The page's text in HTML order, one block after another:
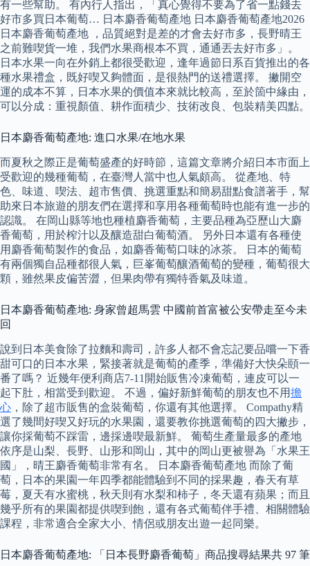
有一些幫助。 有內行人指出，「真心覺得不要為了省一點錢去
好市多買日本葡萄… 日本麝香葡萄產地 日本麝香葡萄產地2026
日本麝香葡萄產地 ，品質絕對是差的才會去好市多，長野晴王
之前難喫貨一堆，我們水果商根本不買，通通丟去好市多」。
日本水果一向在外銷上都很受歡迎，逢年過節日系百貨推出的各
種水果禮盒，既好喫又夠體面，是很熱門的送禮選擇。 撇開空
運的成本不算，日本水果的價值本來就比較高，至於箇中緣由，
可以分成：重視顏值、耕作面積少、技術改良、包裝精美四點。
日本麝香葡萄產地: 進口水果/在地水果
而夏秋之際正是葡萄盛產的好時節，這篇文章將介紹日本市面上
受歡迎的幾種葡萄，在臺灣人當中也人氣頗高。 從產地、特
色、味道、喫法、超市售價、挑選重點和簡易甜點食譜著手，幫
助來日本旅遊的朋友們在選擇和享用各種葡萄時也能有進一步的
認識。 在岡山縣等地也種植麝香葡萄，主要品種為亞歷山大麝
香葡萄，用於榨汁以及釀造甜白葡萄酒。 另外日本還有各種使
用麝香葡萄製作的食品，如麝香葡萄口味的冰茶。 日本的葡萄
有兩個獨自品種都很人氣，巨峯葡萄釀酒葡萄的變種，葡萄很大
顆，雖然果皮偏苦澀，但果肉帶有獨特香氣及味道。
日本麝香葡萄產地: 身家曾超馬雲 中國前首富被公安帶走至今未
回
說到日本美食除了拉麵和壽司，許多人都不會忘記要品嚐一下香
甜可口的日本水果，緊接著就是葡萄的產季，準備好大快朵頤一
番了嗎？ 近幾年便利商店7-11開始販售冷凍葡萄，連皮可以一
起下肚，相當受到歡迎。 不過，偏好新鮮葡萄的朋友也不用擔
心 ，除了超市販售的盒裝葡萄，你還有其他選擇。 Compathy精
選了幾間好喫又好玩的水果園，還要教你挑選葡萄的四大撇步，
讓你採葡萄不踩雷，邊採邊喫最新鮮。 葡萄生產量最多的產地
依序是山梨、長野、山形和岡山，其中的岡山更被譽為「水果王
國」，晴王麝香葡萄非常有名。 日本麝香葡萄產地 而除了葡
萄，日本的果園一年四季都能體驗到不同的採果趣，春天有草
莓，夏天有水蜜桃，秋天則有水梨和柿子，冬天還有蘋果；而且
幾乎所有的果園都提供喫到飽，還有各式葡萄伴手禮、相關體驗
課程，非常適合全家大小、情侶或朋友出遊一起同樂。
日本麝香葡萄產地: 「日本長野麝香葡萄」商品搜尋結果共 97 筆